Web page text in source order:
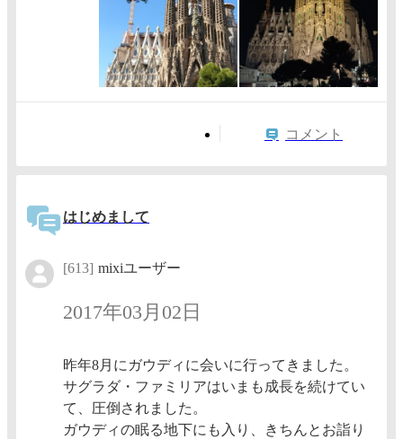
コメント
はじめまして
[613] mixiユーザー
2017年03月02日
昨年8月にガウディに会いに行ってきました。
サグラダ・ファミリアはいまも成長を続けてい
て、圧倒されました。
ガウディの眠る地下にも入り、きちんとお詣り